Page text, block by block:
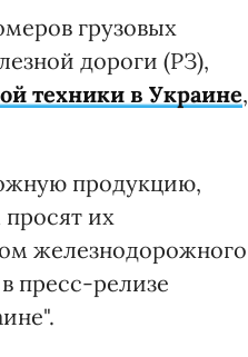
грузовых
дороги (РЗ),
техники в Украине,
продукцию,
их
железнодорожного
пресс-релизе